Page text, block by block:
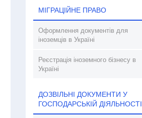
МІГРАЦІЙНЕ ПРАВО
Оформлення документів для
іноземців в Україні
Реєстрація іноземного бізнесу в
Україні
ДОЗВІЛЬНІ ДОКУМЕНТИ У
ГОСПОДАРСЬКІЙ ДІЯЛЬНОСТІ